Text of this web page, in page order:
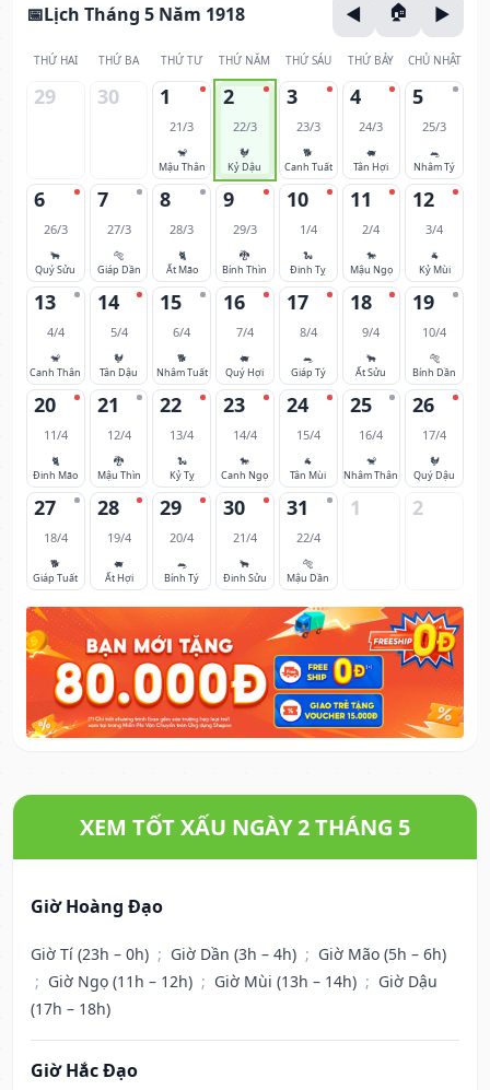
Lịch Tháng 5 Năm 1918
THỨ HAI THỨ BA THỨ TƯ THỨ NĂM THỨ SÁU THỨ BẢY CHỦ NHẬT
29 30 1
21/3
🐒
Mậu Thân
2
22/3
🐓
Kỷ Dậu
3
23/3
🐕
Canh Tuất
4
24/3
🐖
Tân Hợi
5
25/3
🐀
Nhâm Tý
6
26/3
🐂
Quý Sửu
7
27/3
🐅
Giáp Dần
8
28/3
🐈
Ất Mão
9
29/3
🐉
Bính Thìn
10
1/4
🐍
Đinh Tỵ
11
2/4
🐎
Mậu Ngọ
12
3/4
🐐
Kỷ Mùi
13
4/4
🐒
Canh Thân
14
5/4
🐓
Tân Dậu
15
6/4
🐕
Nhâm Tuất
16
7/4
🐖
Quý Hợi
17
8/4
🐀
Giáp Tý
18
9/4
🐂
Ất Sửu
19
10/4
🐅
Bính Dần
20
11/4
🐈
Đinh Mão
21
12/4
🐉
Mậu Thìn
22
13/4
🐍
Kỷ Tỵ
23
14/4
🐎
Canh Ngọ
24
15/4
🐐
Tân Mùi
25
16/4
🐒
Nhâm Thân
26
17/4
🐓
Quý Dậu
27
18/4
🐕
Giáp Tuất
28
19/4
🐖
Ất Hợi
29
20/4
🐀
Bính Tý
30
21/4
🐂
Đinh Sửu
31
22/4
🐅
Mậu Dần
1 2
XEM TỐT XẤU NGÀY 2 THÁNG 5
Giờ Hoàng Đạo
Giờ Tí (23h – 0h) ; Giờ Dần (3h – 4h) ; Giờ Mão (5h – 6h)
; Giờ Ngọ (11h – 12h) ; Giờ Mùi (13h – 14h) ; Giờ Dậu
(17h – 18h)
Giờ Hắc Đạo